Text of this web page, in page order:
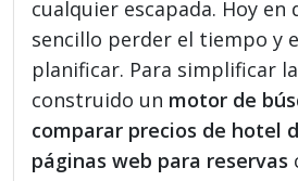
cualquier escapada. Hoy en
sencillo perder el tiempo y
planificar. Para simplificar
construido un motor de
comparar precios de hotel
páginas web para reservas